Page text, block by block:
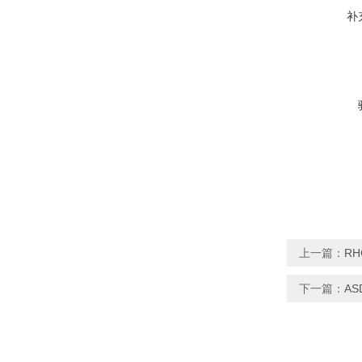
补
上一篇：
下一篇：